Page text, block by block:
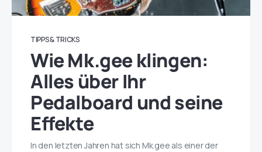
TIPPS & TRICKS
Wie Mk.gee klingen:
Alles über Ihr
Pedalboard und seine
Effekte
In den letzten Jahren hat sich Mk.gee als einer der